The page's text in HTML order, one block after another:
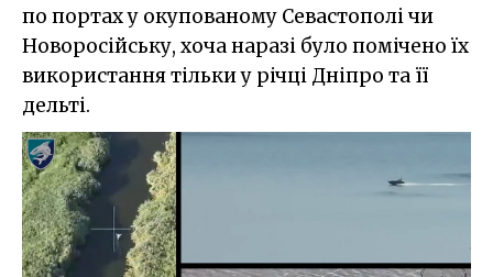
по портах у окупованому Севастополі чи
Новоросійську, хоча наразі було помічено їх
використання тільки у річці Дніпро та її
дельті.